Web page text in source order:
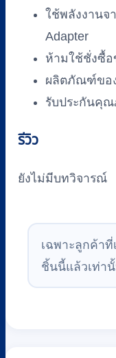
ใช้พลังงานจ
Adapter
ห้ามใช้ชั่งซื้อ
ผลิตภัณฑ์ขอ
รับประกันคุ
รีวิว
ยังไม่มีบทวิจารณ์
เฉพาะลูกค้า
ชิ้นนี้แล้วเท่า